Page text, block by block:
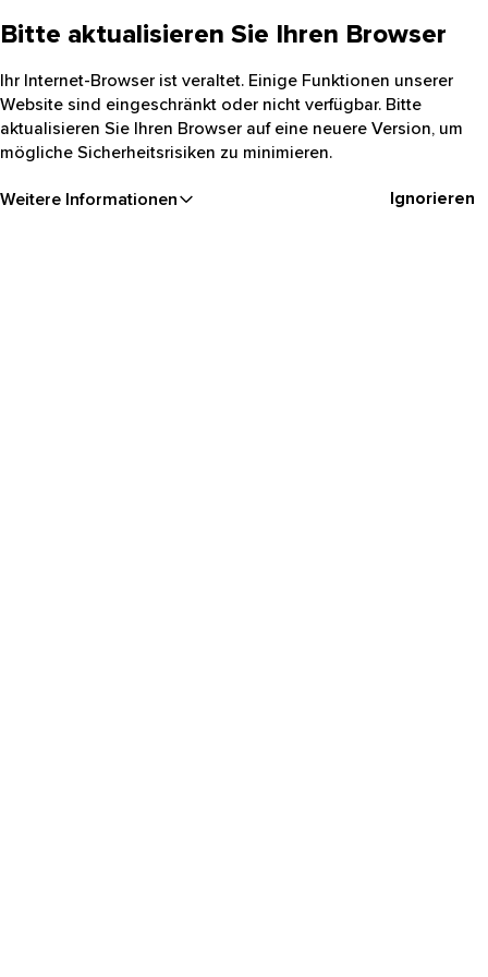
Bitte aktualisieren Sie Ihren Browser
Ihr Internet-Browser ist veraltet. Einige Funktionen unserer
Website sind eingeschränkt oder nicht verfügbar. Bitte
aktualisieren Sie Ihren Browser auf eine neuere Version, um
mögliche Sicherheitsrisiken zu minimieren.
Weitere Informationen Ignorieren